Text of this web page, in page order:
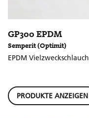
GP300 EPDM
Semperit (Optimit)
EPDM Vielzweckschlauch
PRODUKTE ANZEIGEN